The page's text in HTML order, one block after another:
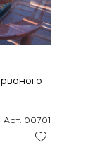
Арт. 00701